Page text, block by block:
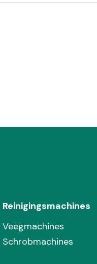
Reinigingsmachines
Veegmachines
Schrobmachines